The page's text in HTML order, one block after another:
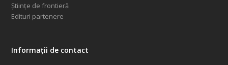
Științe de frontieră
Edituri partenere
Informații de contact